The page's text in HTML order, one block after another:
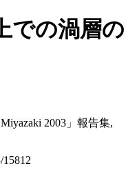
での渦層の
2003」報告集,
15812